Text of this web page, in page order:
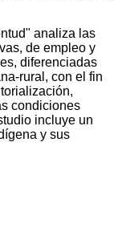
analiza las
de empleo y
diferenciadas
rural, con el fin
condiciones
incluye un
y sus